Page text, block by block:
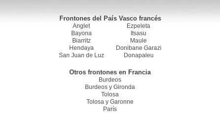
Frontones del País Vasco francés
Anglet
Bayona
Biarritz
Hendaya
San Juan de Luz
Ezpeleta
Itsasu
Maule
Donibane Garazi
Donapaleu
Otros frontones en Francia
Burdeos
Burdeos y Gironda
Tolosa
Tolosa y Garonne
París